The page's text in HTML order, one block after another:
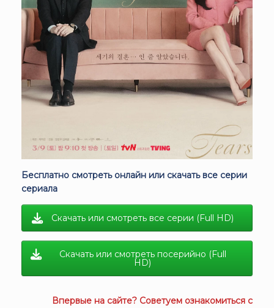
Бесплатно смотреть онлайн или скачать все серии
сериала
Скачать или смотреть все серии (Full HD)
Скачать или смотреть посерийно (Full
HD)
Впервые на сайте? Советуем ознакомиться с